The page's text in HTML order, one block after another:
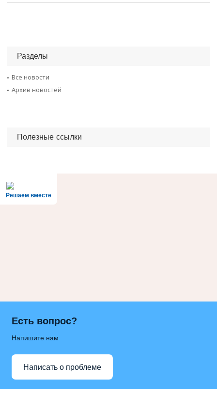
Разделы
Все новости
Архив новостей
Полезные ссылки
Решаем вместе
Есть вопрос?
Напишите нам
Написать о проблеме